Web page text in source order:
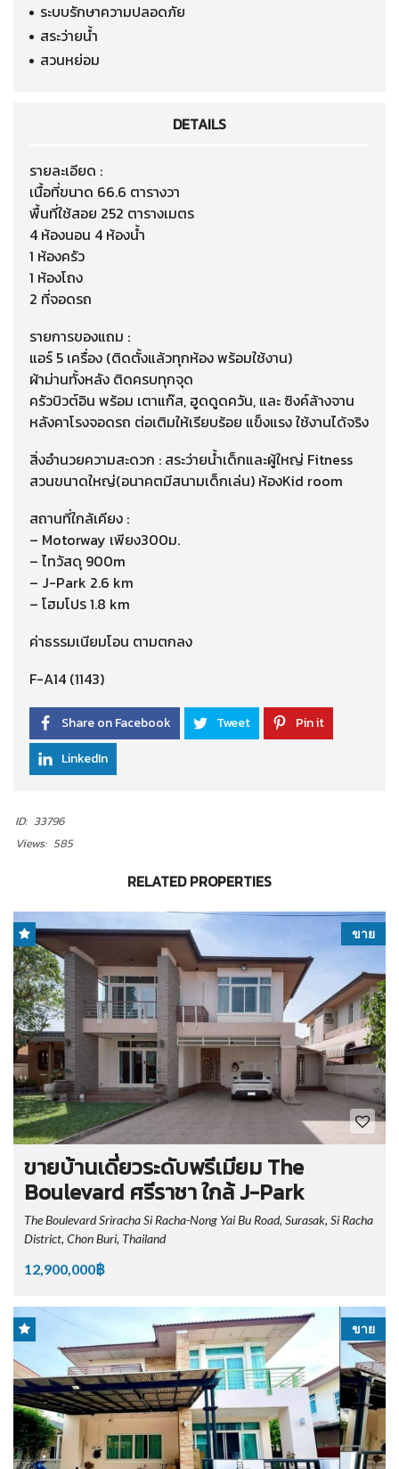
ระบบรักษาความปลอดภัย
สระว่ายน้ำ
สวนหย่อม
DETAILS
รายละเอียด :
เนื้อที่ขนาด 66.6 ตารางวา
พื้นที่ใช้สอย 252 ตารางเมตร
4 ห้องนอน 4 ห้องน้ำ
1 ห้องครัว
1 ห้องโถง
2 ที่จอดรถ
รายการของแถม :
แอร์ 5 เครื่อง (ติดตั้งแล้วทุกห้อง พร้อมใช้งาน)
ผ้าม่านทั้งหลัง ติดครบทุกจุด
ครัวบิวต์อิน พร้อม เตาแก๊ส, ฮูดดูดควัน, และ ซิงค์ล้างจาน
หลังคาโรงจอดรถ ต่อเติมให้เรียบร้อย แข็งแรง ใช้งานได้จริง
สิ่งอำนวยความสะดวก : สระว่ายน้ำเด็กและผู้ใหญ่ Fitness
สวนขนาดใหญ่(อนาคตมีสนามเด็กเล่น) ห้องKid room
สถานที่ใกล้เคียง :
– Motorway เพียง300ม.
– ไทวัสดุ 900m
– J-Park 2.6 km
– โฮมโปร 1.8 km
ค่าธรรมเนียมโอน ตามตกลง
F-A14 (1143)
Share on Facebook Tweet
Pin it
LinkedIn
ID: 33796
Views: 585
RELATED PROPERTIES
ขาย
ขายบ้านเดี่ยวระดับพรีเมียม The
Boulevard ศรีราชา ใกล้ J-Park
The Boulevard Sriracha Si Racha-Nong Yai Bu Road, Surasak, Si Racha
District, Chon Buri, Thailand
12,900,000฿
ขาย